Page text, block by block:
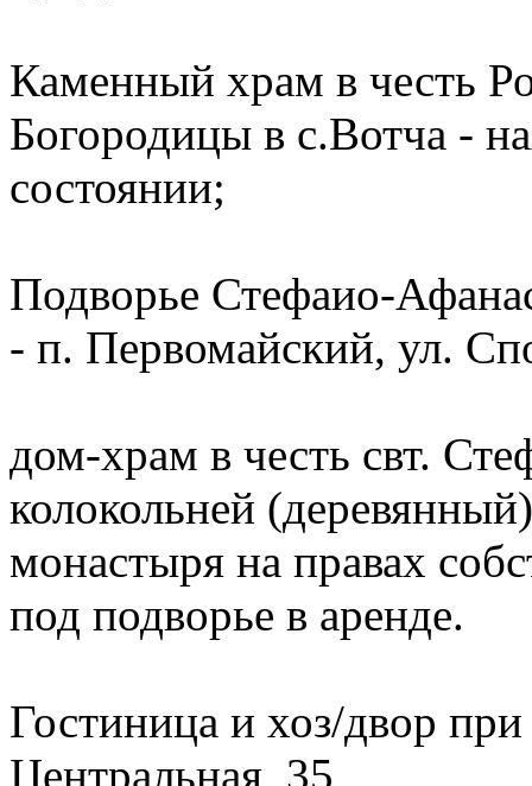
Каменный храм в честь
Богородицы в с.Вотча -
состоянии;
Подворье Стефаио-
- п. Первомайский, ул.
дом-храм в честь свт.
колокольней
монастыря на правах
под подворье в аренде.
Гостиница и хоз/двор
Центральная, 35